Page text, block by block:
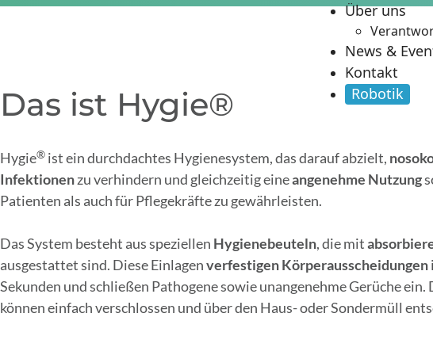
Über uns
News &
Kontakt
Robotik
Das ist Hygie®
Hygie® ist ein durchdachtes Hygienesystem, das darauf abzielt,
Infektionenzu verhindern und gleichzeitig eineangenehme Nutzung
Patienten als auch für Pflegekräfte zu gewährleisten.
Das System besteht aus speziellen Hygienebeuteln, die mit
ausgestattet sind. Diese Einlagenverfestigen Körperausscheidungen
Sekunden und schließen Pathogene sowie unangenehme Gerüche ein.
können einfach verschlossen und über den Haus- oder Sondermüll